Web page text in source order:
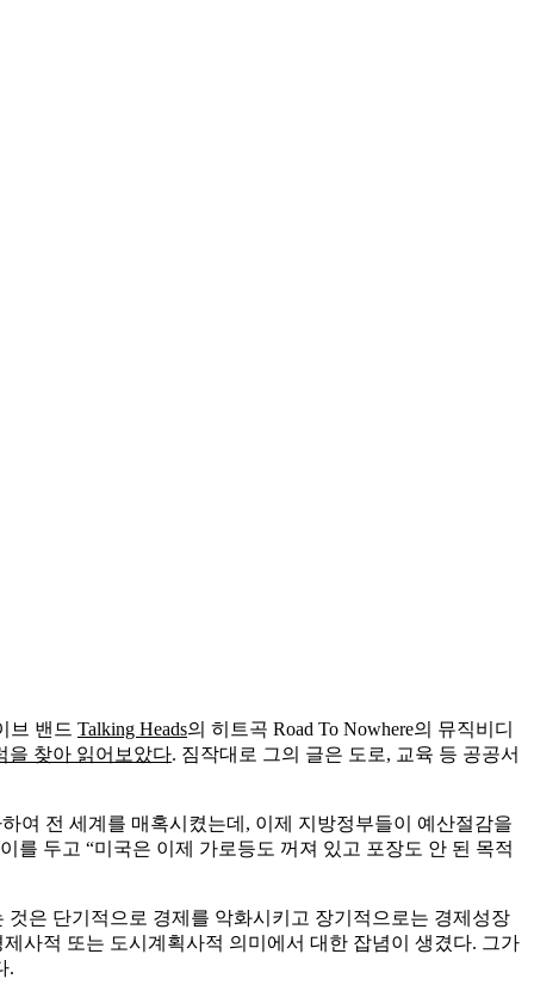
브 밴드 Talking Heads의 히트곡 Road To Nowhere의 뮤직비디
을 찾아 읽어보았다. 짐작대로 그의 글은 도로, 교육 등 공공서
여 전 세계를 매혹시켰는데, 이제 지방정부들이 예산절감을
를 두고 “미국은 이제 가로등도 꺼져 있고 포장도 안 된 목적
은 단기적으로 경제를 악화시키고 장기적으로는 경제성장
사적 또는 도시계획사적 의미에서 대한 잡념이 생겼다. 그가
.